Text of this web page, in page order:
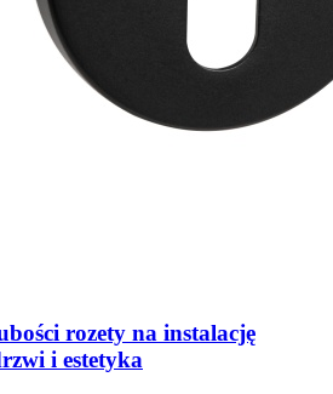
rozety na instalację
i estetyka